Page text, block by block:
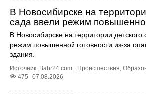
В Новосибирске на
сада ввели режим
В Новосибирске на территории
режим повышенной готовности из-за
здания.
Источник: Babr24.com Происшествия
475
07.08.2026